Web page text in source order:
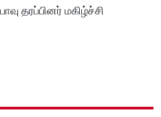
தரப்பினர் மகிழ்ச்சி